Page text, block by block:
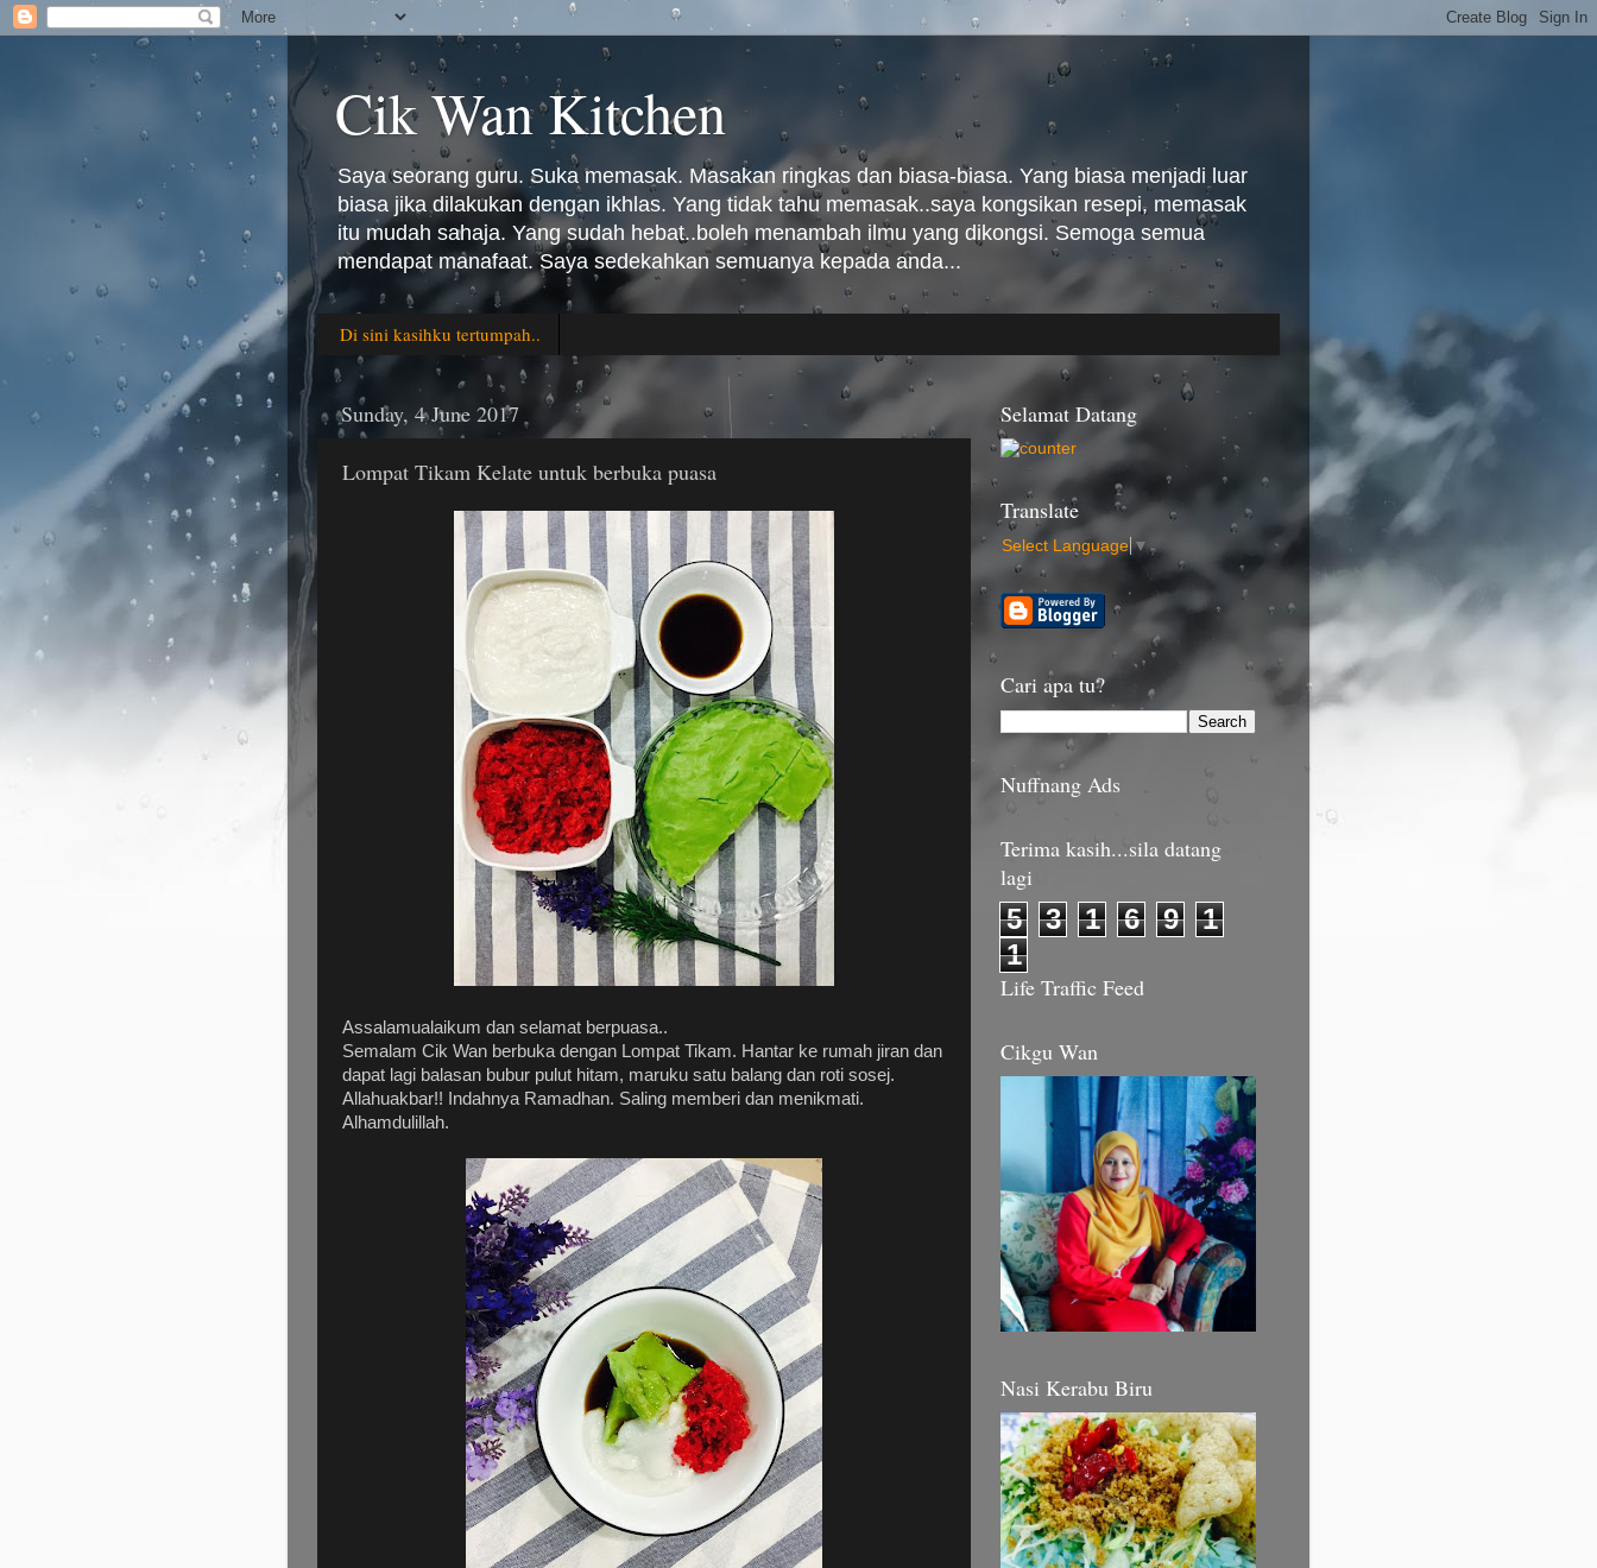
Cik Wan Kitchen
Saya seorang guru. Suka memasak. Masakan ringkas dan biasa-biasa. Yang biasa menjadi luar
biasa jika dilakukan dengan ikhlas. Yang tidak tahu memasak..saya kongsikan resepi, memasak
itu mudah sahaja. Yang sudah hebat..boleh menambah ilmu yang dikongsi. Semoga semua
mendapat manafaat. Saya sedekahkan semuanya kepada anda...
Di sini kasihku tertumpah..
Sunday, 4 June 2017
Lompat Tikam Kelate untuk berbuka puasa
Assalamualaikum dan selamat berpuasa..
Semalam Cik Wan berbuka dengan Lompat Tikam. Hantar ke rumah jiran dan
dapat lagi balasan bubur pulut hitam, maruku satu balang dan roti sosej.
Allahuakbar!! Indahnya Ramadhan. Saling memberi dan menikmati.
Alhamdulillah.
Selamat Datang
Translate
Select Language ▼
Cari apa tu?
Nuffnang Ads
Terima kasih...sila datang
lagi
5 3 1 6 9
1
1
Life Traffic Feed
Cikgu Wan
Nasi Kerabu Biru